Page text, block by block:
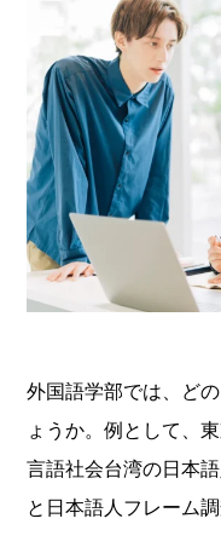
外国語学部では、ど
ょうか。例として、
言語社会台湾の日本
と日本語人フレーム